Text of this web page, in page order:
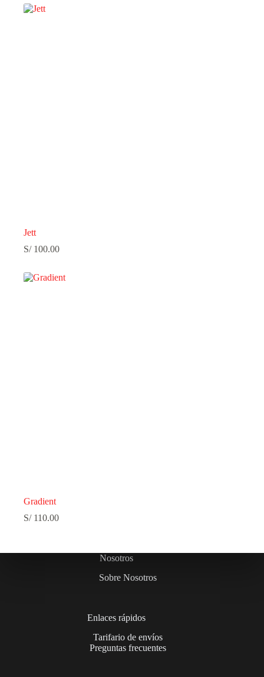
Jett
S/100.00
Gradient
S/110.00
Nosotros
Sobre Nosotros
Enlaces rápidos
Tarifario de envíos
Preguntas frecuentes